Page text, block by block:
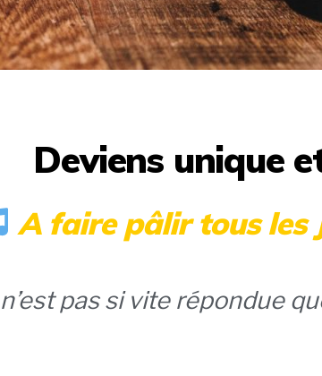
Deviens unique
A faire pâlir tous les
pas si vite répondue